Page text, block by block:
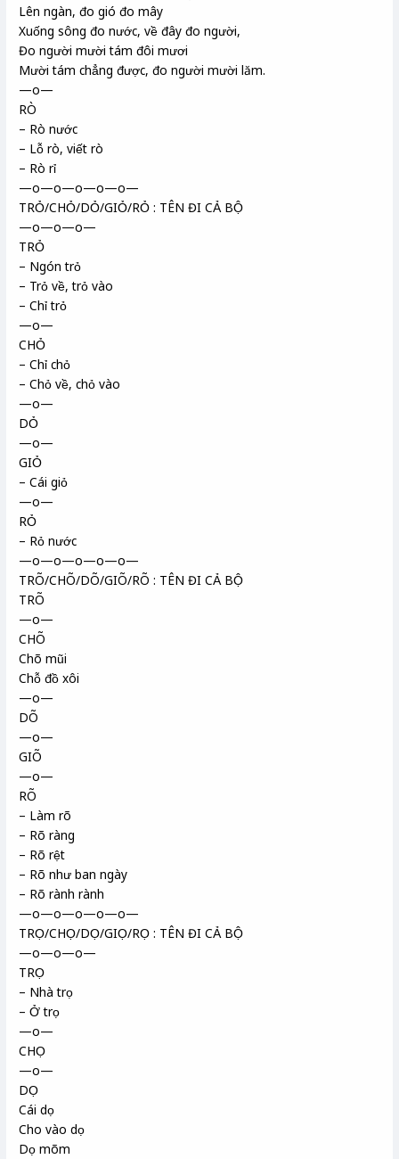
Lên ngàn, đo gió đo mây
Xuống sông đo nước, về đây đo người,
Đo người mười tám đôi mươi
Mười tám chẳng được, đo người mười lăm.
—o—
RÒ
– Rò nước
– Lỗ rò, viết rò
– Rò rỉ
—o—o—o—o—o—
TRỎ/CHỎ/DỎ/GIỎ/RỎ : TÊN ĐI CẢ BỘ
—o—o—o—
TRỎ
– Ngón trỏ
– Trỏ về, trỏ vào
– Chỉ trỏ
—o—
CHỎ
– Chỉ chỏ
– Chỏ về, chỏ vào
—o—
DỎ
—o—
GIỎ
– Cái giỏ
—o—
RỎ
– Rỏ nước
—o—o—o—o—o—
TRÕ/CHÕ/DÕ/GIÕ/RÕ : TÊN ĐI CẢ BỘ
TRÕ
—o—
CHÕ
Chõ mũi
Chỗ đồ xôi
—o—
DÕ
—o—
GIÕ
—o—
RÕ
– Làm rõ
– Rõ ràng
– Rõ rệt
– Rõ như ban ngày
– Rõ rành rành
—o—o—o—o—o—
TRỌ/CHỌ/DỌ/GIỌ/RỌ : TÊN ĐI CẢ BỘ
—o—o—o—
TRỌ
– Nhà trọ
– Ở trọ
—o—
CHỌ
—o—
DỌ
Cái dọ
Cho vào dọ
Dọ mõm